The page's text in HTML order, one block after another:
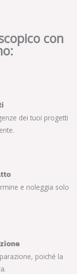
con
dei tuoi progetti
e noleggia solo
poiché la